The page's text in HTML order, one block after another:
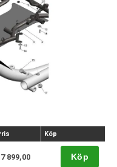
Köp
899,00 Köp